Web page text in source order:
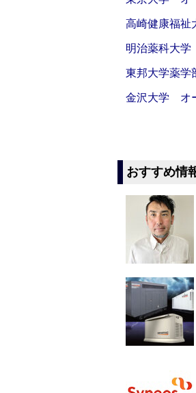
高崎健康福
明治薬科大
東邦大学薬
金沢大学 オ
おすすめ情